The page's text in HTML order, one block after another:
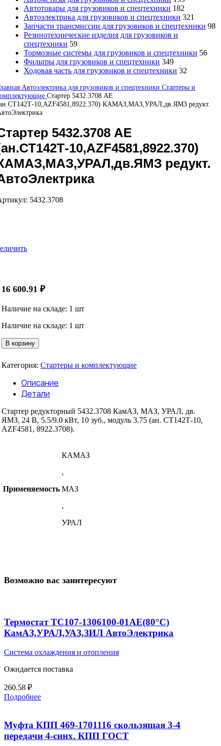
Автотовары для грузовиков и спецтехники 182
Автоэлектрика для грузовиков и спецтехники 321
Запчасти трансмиссии для грузовиков и спецтехники 98
Резинотехнические изделия для грузовиков и
спецтехники 59
Тормозные системы для грузовиков и спецтехники 56
Фильтры для грузовиков и спецтехники 349
Ходовая часть для грузовиков и спецтехники 32
Автоэлектрика для грузовиков и спецтехники Стартеры и
Стартер 5432.3708 AE
10,AZF4581,8922.370) КАМАЗ,МАЗ,УРАЛ,дв.ЯМЗ редукт.
5432.3708 AE
10,AZF4581,8922.370)
редукт.
5432.3708
16 600.91 ₽
Наличие на складе: 1 шт
Наличие на складе: 1 шт
Количество
товара
5432.3708
(ан.СТ142Т-10,AZF4581,8922.370)
КАМАЗ,МАЗ,УРАЛ,дв.ЯМЗ
АвтоЭлектрика
В корзину
Категория: Стартеры и комплектующие
Описание
Детали
Стартер редукторный 5432.3708 КамАЗ, МАЗ, УРАЛ, дв.
ЯМЗ, 24 В, 5.5/9.0 кВт, 10 зуб., модуль 3.75 (ан. СТ142Т-10,
AZF4581, 8922.3708).
Применяемость
КАМАЗ
,
МАЗ
,
УРАЛ
Возможно вас заинтересуют
Термостат ТС107-1306100-01AE(80°C)
КамАЗ,УРАЛ,УАЗ,ЗИЛ АвтоЭлектрика
Система охлаждения и отопления
Ожидается поставка
260.58 ₽
Подробнее
Муфта КПП 469-1701116 скользящая 3-4
передачи 4-синх. КПП ГОСТ